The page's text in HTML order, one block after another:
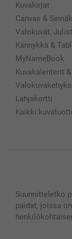
Kuvakirjat
Canvas &
Valokuvat,
Kännykkä &
MyNameBook
Kuvakalenterit
Lahjakortti
Kaikki
Suunnitteletko
paidat, joissa